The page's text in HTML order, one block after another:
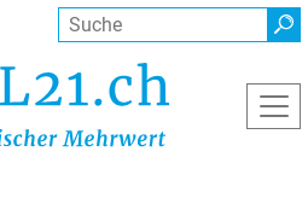
Suche